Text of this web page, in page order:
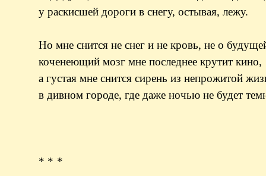
у раскисшей дороги в снегу, остывая, лежу.
Но мне снится не снег и не кровь, не о
коченеющий мозг мне последнее крутит кино,
а густая мне снится сирень из непрожитой
в дивном городе, где даже ночью не будет
* * *